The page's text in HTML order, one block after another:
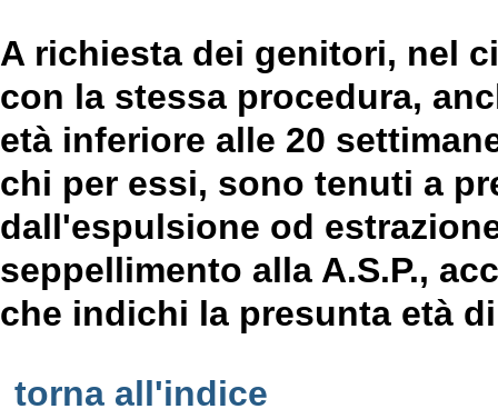
A richiesta dei genitori, nel
con la stessa procedura,
età inferiore alle 20
chi per essi, sono tenuti a
dall'espulsione od
seppellimento alla A.S.P.,
che indichi la presunta età
torna all'indice